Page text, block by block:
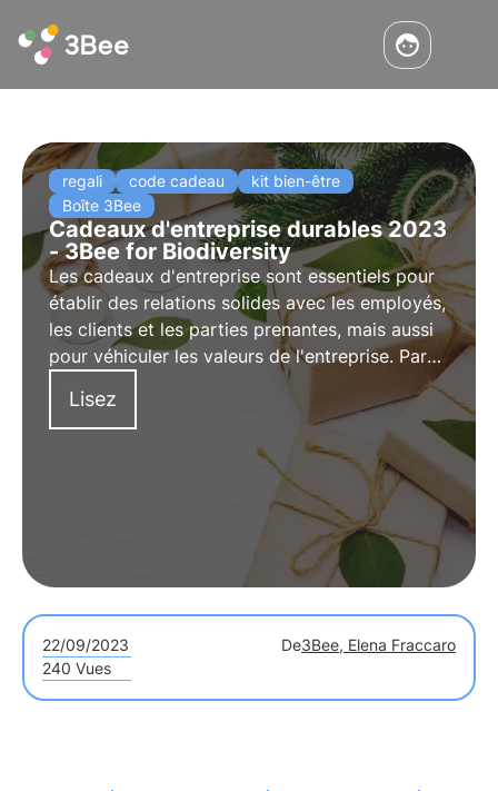
regali code cadeau
kit bien-être
Boîte 3Bee
Cadeaux d'entreprise durables 2023
- 3Bee for Biodiversity
Les cadeaux d'entreprise sont essentiels pour
établir des relations solides avec les employés,
les clients et les parties prenantes, mais aussi
pour véhiculer les valeurs de l'entreprise. Parmi
ces valeurs, la durabilité occupe une place de
plus en plus importante. Découvrez les
cadeaux d'entreprise durables de 3Bee :
choisissez et offrez la biodiversité.
Lisez
22/09/2023 De3Bee, Elena Fraccaro
240 Vues